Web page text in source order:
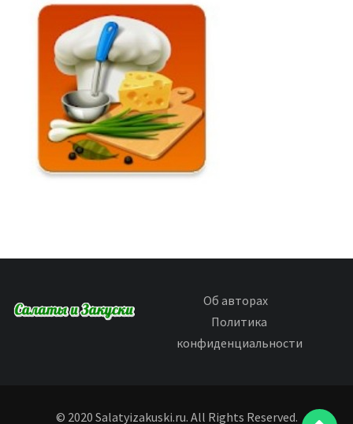
Об авторах
Политика
конфиденциальности
© 2020 Salatyizakuski.ru. All Rights Reserved.